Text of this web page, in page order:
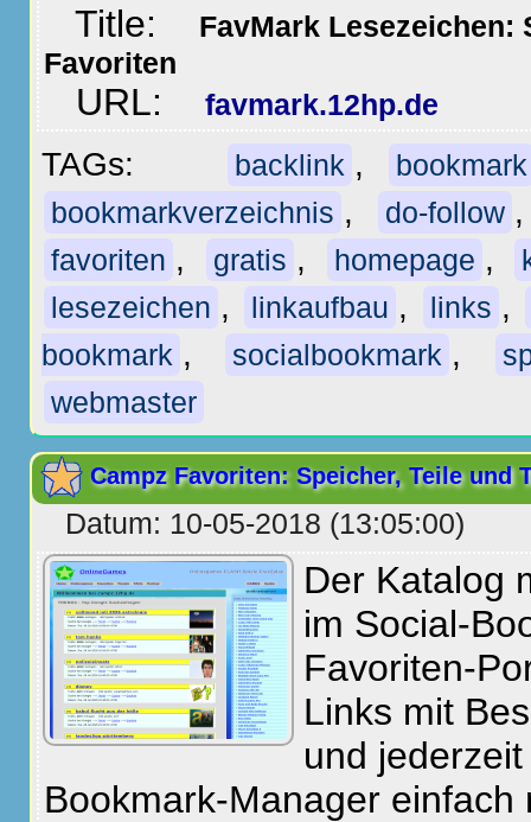
Title:
FavMark Lesezeichen:
Favoriten
URL: favmark.12hp.de
TAGs: backlink ,
bookmark
bookmarkverzeichnis , do-follow
favoriten , gratis , homepage ,
lesezeichen , linkaufbau , links ,
bookmark , socialbookmark ,
webmaster
Campz Favoriten: Speicher, Teile und
Datum: 10-05-2018 (13:05:00)
Der Katalog
im Social-
Favoriten-
Links mit
und
Bookmark-Manager einfach